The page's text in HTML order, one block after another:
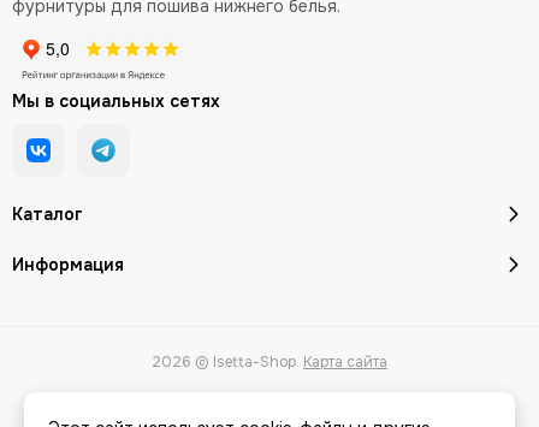
Каталог
Информация
фурнитуры для пошива нижнего белья.
Мы в социальных сетях
2026 © Isetta-Shop. Карта сайта